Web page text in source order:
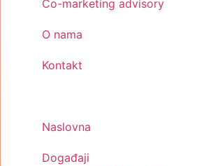
Co-marketing advisory
O nama
Kontakt
Naslovna
Događaji